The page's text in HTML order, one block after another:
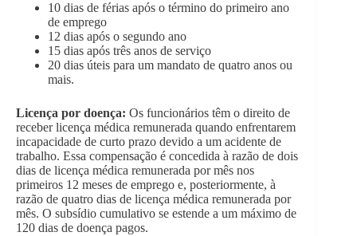
10 dias de férias após o término do primeiro ano
de emprego
12 dias após o segundo ano
15 dias após três anos de serviço
20 dias úteis para um mandato de quatro anos ou
mais.
Licença por doença: Os funcionários têm o direito de
receber licença médica remunerada quando enfrentarem
incapacidade de curto prazo devido a um acidente de
trabalho. Essa compensação é concedida à razão de dois
dias de licença médica remunerada por mês nos
primeiros 12 meses de emprego e, posteriormente, à
razão de quatro dias de licença médica remunerada por
mês. O subsídio cumulativo se estende a um máximo de
120 dias de doença pagos.